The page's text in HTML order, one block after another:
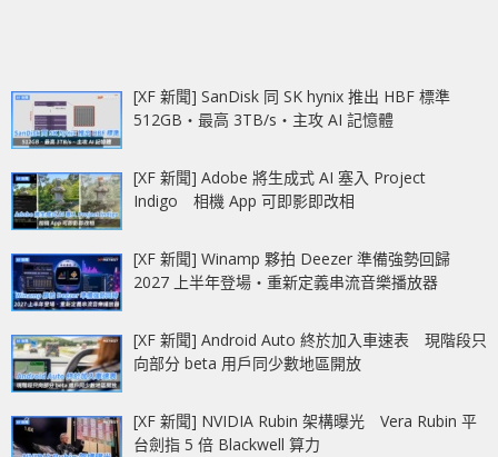
[XF 新聞] SanDisk 同 SK hynix 推出 HBF 標準
512GB‧最高 3TB/s‧主攻 AI 記憶體
[XF 新聞] Adobe 將生成式 AI 塞入 Project
Indigo 相機 App 可即影即改相
[XF 新聞] Winamp 夥拍 Deezer 準備強勢回歸
2027 上半年登場‧重新定義串流音樂播放器
[XF 新聞] Android Auto 終於加入車速表 現階段只
向部分 beta 用戶同少數地區開放
[XF 新聞] NVIDIA Rubin 架構曝光 Vera Rubin 平
台劍指 5 倍 Blackwell 算力